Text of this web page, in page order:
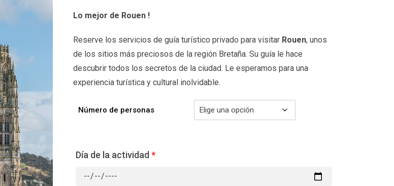
Lo mejor de Rouen !
Reserve los servicios de guía turístico privado para visitar Rouen, unos
de los sitios más preciosos de la región Bretaña. Su guía le hace
descubrir todos los secretos de la ciudad. Le esperamos para una
experiencia turística y cultural inolvidable.
Número de personas
Día de la actividad *